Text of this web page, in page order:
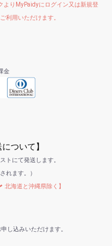
よりMyPaidyにログイン又は新規登
利用いただけます。
金
ついて】
トにて発送します。
れます。）
北海道と沖縄県除く】
し込みいただけます。